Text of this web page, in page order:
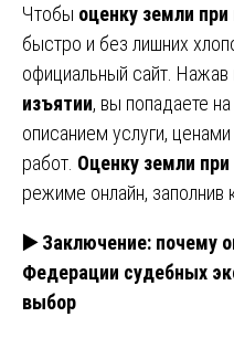
Чтобы оценку земли при
быстро и без лишних
официальный сайт. Нажав
изъятии, вы попадаете
описанием услуги,
работ. Оценку земли при
режиме онлайн, заполнив
▶️ Заключение: почему
Федерации судебных
выбор